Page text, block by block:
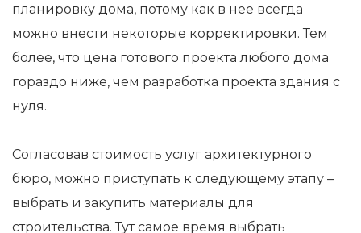
планировку дома, потому как в нее всегда
можно внести некоторые корректировки. Тем
более, что цена готового проекта любого дома
гораздо ниже, чем разработка проекта здания с
нуля.
Согласовав стоимость услуг архитектурного
бюро, можно приступать к следующему этапу –
выбрать и закупить материалы для
строительства. Тут самое время выбрать